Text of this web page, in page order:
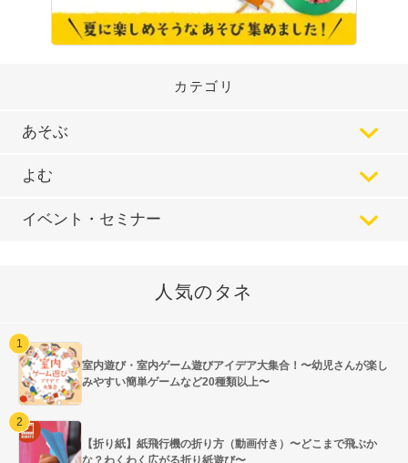
カテゴリ
あそぶ
よむ
イベント・セミナー
人気のタネ
室内遊び・室内ゲーム遊びアイデア大集合！〜幼児さんが楽し
みやすい簡単ゲームなど20種類以上〜
【折り紙】紙飛行機の折り方（動画付き）〜どこまで飛ぶか
な？わくわく広がる折り紙遊び〜